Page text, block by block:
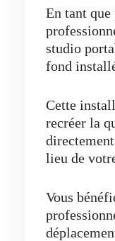
En tant
studio
fond
Cette
recréer la
lieu de
Vous